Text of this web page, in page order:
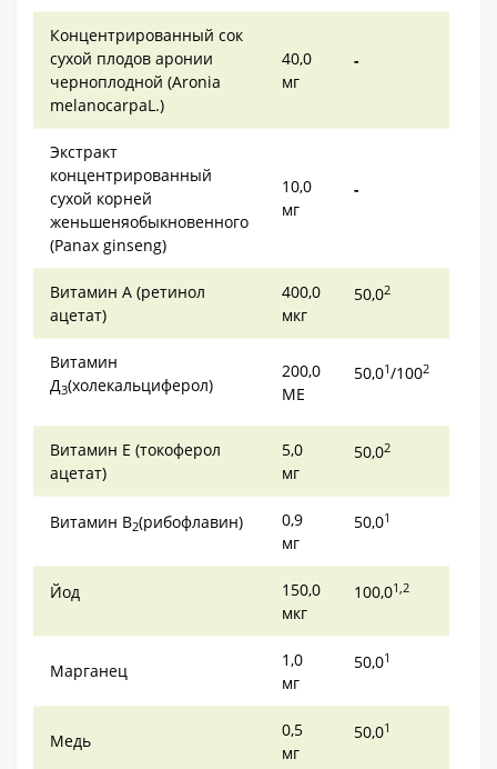
Концентрированный сок
сухой плодов аронии
черноплодной (Aronia
melanocarpaL.)
40,0
мг
-
Экстракт
концентрированный
сухой корней
женьшеняобыкновенного
(Panax ginseng)
10,0
мг
-
Витамин А (ретинол
ацетат)
400,0
мкг
50,02
Витамин
Д3(холекальциферол)
200,0
МЕ
50,01/1002
Витамин Е (токоферол
ацетат)
5,0
мг
50,02
Витамин В2(рибофлавин)
0,9
мг
50,01
​Йод
150,0
мкг
100,01,2
Марганец
1,0
мг
50,01
Медь
0,5
мг
50,01